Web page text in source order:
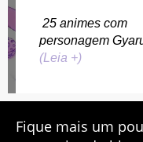
25 animes com
personagem
(Leia +)
Fique mais um